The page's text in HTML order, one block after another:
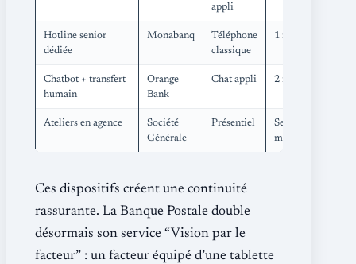
appli
Hotline senior
dédiée
Monabanq
Téléphone
classique
1 min 40 s
Chatbot + transfert
humain
Orange
Bank
Chat appli 2 min
Ateliers en agence
Société
Générale
Présentiel
Sessions
mensuelles
Ces dispositifs créent une continuité
rassurante. La Banque Postale double
désormais son service “Vision par le
facteur” : un facteur équipé d’une tablette